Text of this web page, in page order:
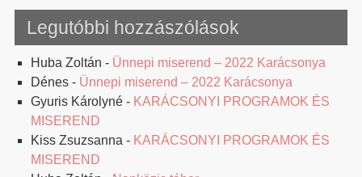
Legutóbbi hozzászólások
Huba Zoltán - Ünnepi miserend – 2022 Karácsonya
Dénes- Ünnepi miserend – 2022 Karácsonya
Gyuris Károlyné- KARÁCSONYI PROGRAMOK ÉS
MISEREND
Kiss Zsuzsanna - KARÁCSONYI PROGRAMOK ÉS
MISEREND